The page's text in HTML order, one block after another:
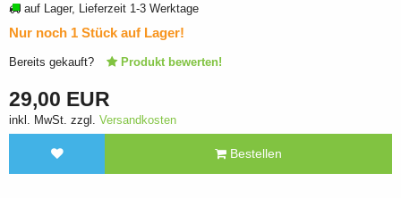
auf Lager, Lieferzeit 1-3 Werktage
Nur noch 1 Stück auf Lager!
Bereits gekauft? Produkt bewerten!
29,00 EUR
inkl. MwSt. zzgl. Versandkosten
Bestellen